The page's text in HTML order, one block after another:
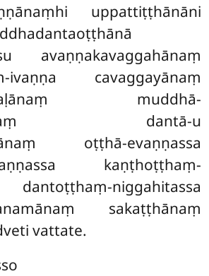
uppattiṭṭhānāni
avaṇṇakavaggahānaṃ
ivaṇṇa cavaggayānaṃ
muddhā-
dantā-u
oṭṭhā-evaṇṇassa
kaṇṭhoṭṭhaṃ-
dantoṭṭhaṃ-niggahitassa
sakaṭṭhānaṃ
vattate.